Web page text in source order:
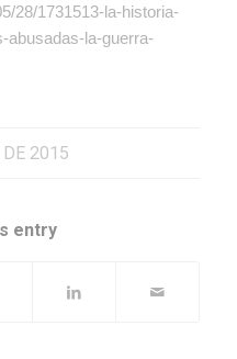
28/1731513-la-historia-
abusadas-la-guerra-
2015
entry